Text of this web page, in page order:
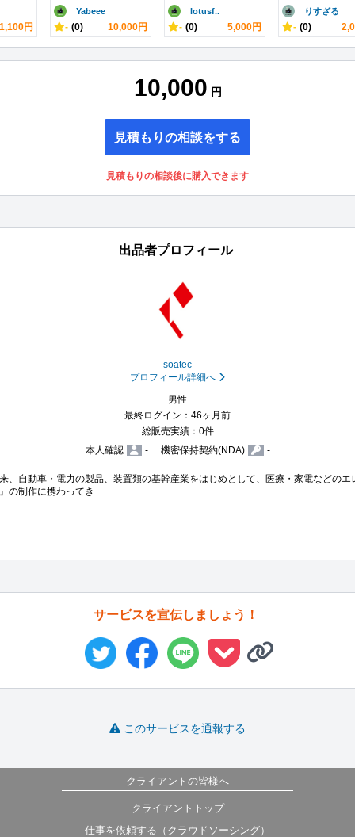
1,100円
Yabeee
- (0) 10,000円
lotusf..
- (0) 5,000円
りすざる
- (0)
10,000 円
見積もりの相談をする
見積もりの相談後に購入できます
出品者プロフィール
soatec
プロフィール詳細へ
男性
最終ログイン：46ヶ月前
総販売実績：0件
本人確認
- 機密保持契約(NDA) -
、自動車・電力の製品、装置類の基幹産業をはじめとして、医療・家電などの
の制作に携わってき
サービスを宣伝しましょう！
このサービスを通報する
クライアントの皆様へ
クライアントトップ
仕事を依頼する（クラウドソーシング）